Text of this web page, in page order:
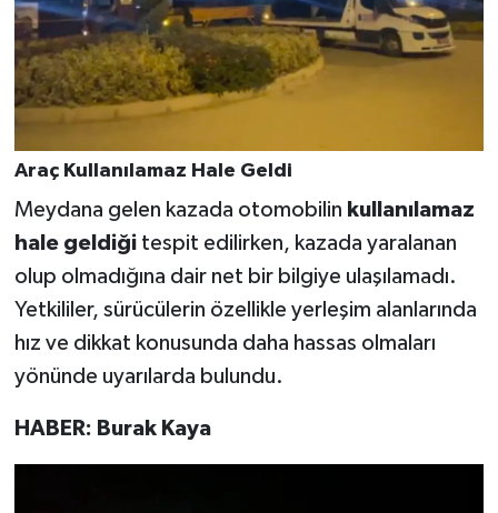
Araç Kullanılamaz Hale Geldi
Meydana gelen kazada otomobilin kullanılamaz
hale geldiğitespit edilirken, kazada yaralanan
olup olmadığına dair net bir bilgiye ulaşılamadı.
Yetkililer, sürücülerin özellikle yerleşim alanlarında
hız ve dikkat konusunda daha hassas olmaları
yönünde uyarılarda bulundu.
HABER: Burak Kaya